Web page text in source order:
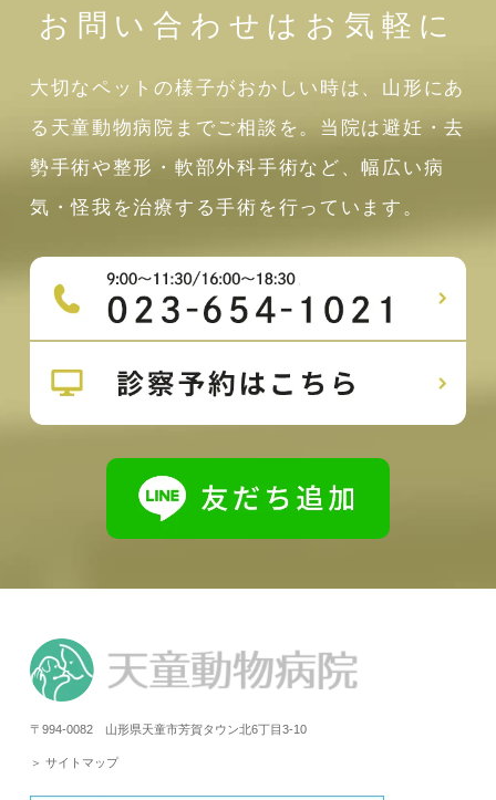
お問い合わせはお気軽に
大切なペットの様子がおかしい時は、山形にあ
る天童動物病院までご相談を。当院は避妊・去
勢手術や整形・軟部外科手術など、幅広い病
気・怪我を治療する手術を行っています。
〒994-0082 山形県天童市芳賀タウン北6丁目3-10
＞ サイトマップ